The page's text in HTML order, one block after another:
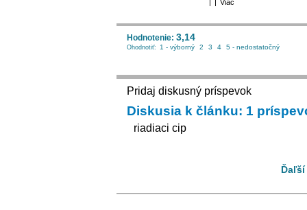
| | Viac
Hodnotenie: 3,14
Ohodnotiť: 1 - výborný 2 3 4 5 - nedostatočný
Pridaj diskusný príspevok
Diskusia k článku: 1
riadiaci cip